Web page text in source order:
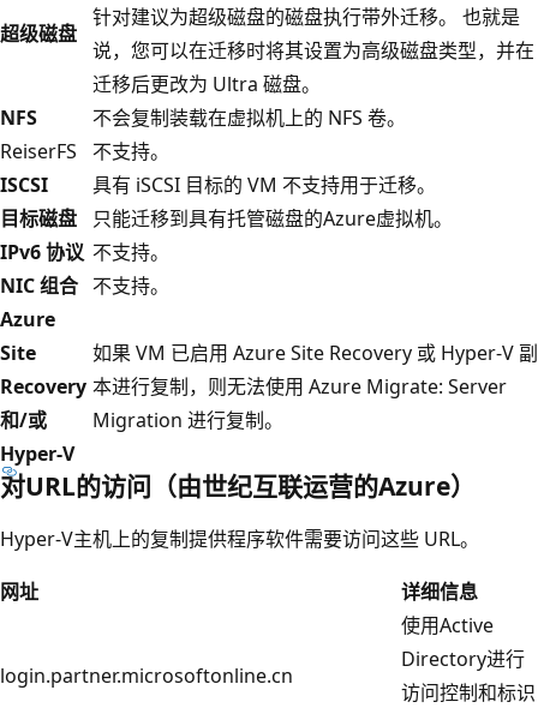
超级磁盘
针对建议为超级磁盘的磁盘执行带外迁移。 也就是
说，您可以在迁移时将其设置为高级磁盘类型，并在
迁移后更改为 Ultra 磁盘。
NFS
不会复制装载在虚拟机上的 NFS 卷。
ReiserFS
不支持。
ISCSI
具有 iSCSI 目标的 VM 不支持用于迁移。
目标磁盘
只能迁移到具有托管磁盘的Azure虚拟机。
IPv6 协议 不支持。
NIC 组合 不支持。
Azure
Site
Recovery
和/或
Hyper-V
如果 VM 已启用 Azure Site Recovery 或 Hyper-V 副
本进行复制，则无法使用 Azure Migrate: Server
Migration 进行复制。
对URL的访问（由世纪互联运营的Azure）
Hyper-V主机上的复制提供程序软件需要访问这些 URL。
网址
详细信息
login.partner.microsoftonline.cn
使用Active
Directory进行
访问控制和标识